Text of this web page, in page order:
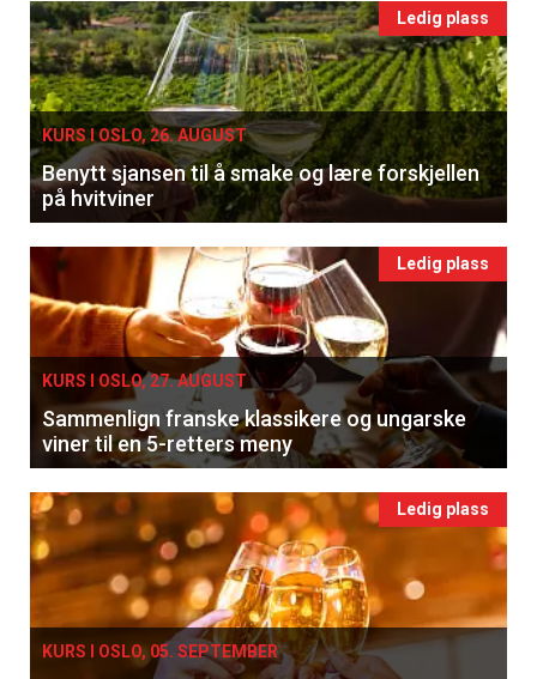
Ledig plass
KURS I OSLO, 26. AUGUST
Benytt sjansen til å smake og lære forskjellen
på hvitviner
Ledig plass
KURS I OSLO, 27. AUGUST
Sammenlign franske klassikere og ungarske
viner til en 5-retters meny
Ledig plass
KURS I OSLO, 05. SEPTEMBER